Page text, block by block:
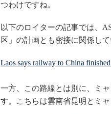
つわけですね。
以下のロイターの記事では、
区」の計画とも密接に関係し
Laos says railway to China
一方、この路線とは別に、ミ
す。こちらは雲南省昆明とミ